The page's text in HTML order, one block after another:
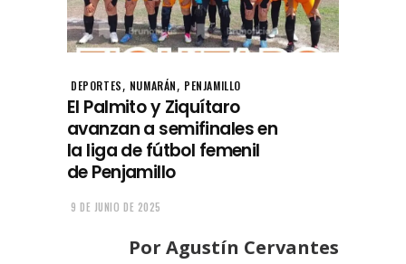
DEPORTES, NUMARÁN, PENJAMILLO
El Palmito y Ziquítaro
avanzan a semifinales en
la liga de fútbol femenil
de Penjamillo
9 DE JUNIO DE 2025
Por Agustín Cervantes